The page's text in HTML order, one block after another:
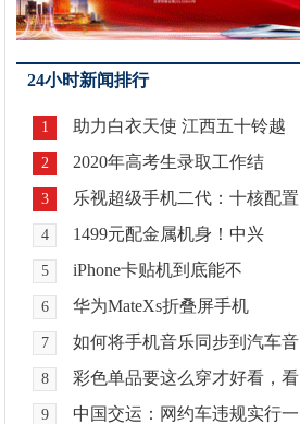
24小时新闻排行
1 助力白衣天使 江西五十铃越
2 2020年高考生录取工作结
3 乐视超级手机二代：十核配置
4 1499元配金属机身！中兴
5 iPhone卡贴机到底能不
6 华为MateXs折叠屏手机
7 如何将手机音乐同步到汽车音
8 彩色单品要这么穿才好看，看
9 中国交运：网约车违规实行一